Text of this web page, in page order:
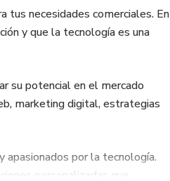
tus necesidades comerciales. En
y que la tecnología es una
su potencial en el mercado
marketing digital, estrategias
por la tecnología.
personalizadas que